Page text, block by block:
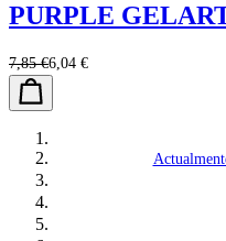
PURPLE
7,85 €6,04 €